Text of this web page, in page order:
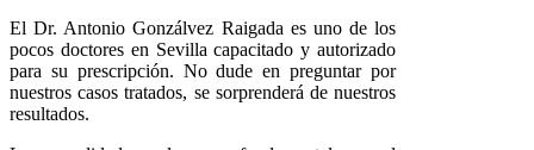
El Dr. Antonio Gonzálvez Raigada es uno de los
pocos doctores en Sevilla capacitado y autorizado
para su prescripción. No dude en preguntar por
nuestros casos tratados, se sorprenderá de nuestros
resultados.